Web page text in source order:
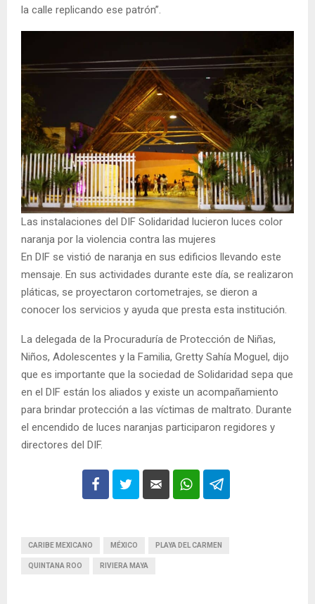
la calle replicando ese patrón”.
Las instalaciones del DIF Solidaridad lucieron luces color
naranja por la violencia contra las mujeres
En DIF se vistió de naranja en sus edificios llevando este
mensaje. En sus actividades durante este día, se realizaron
pláticas, se proyectaron cortometrajes, se dieron a
conocer los servicios y ayuda que presta esta institución.
La delegada de la Procuraduría de Protección de Niñas,
Niños, Adolescentes y la Familia, Gretty Sahía Moguel, dijo
que es importante que la sociedad de Solidaridad sepa que
en el DIF están los aliados y existe un acompañamiento
para brindar protección a las víctimas de maltrato. Durante
el encendido de luces naranjas participaron regidores y
directores del DIF.
CARIBE MEXICANO MÉXICO PLAYA DEL CARMEN
QUINTANA ROO RIVIERA MAYA